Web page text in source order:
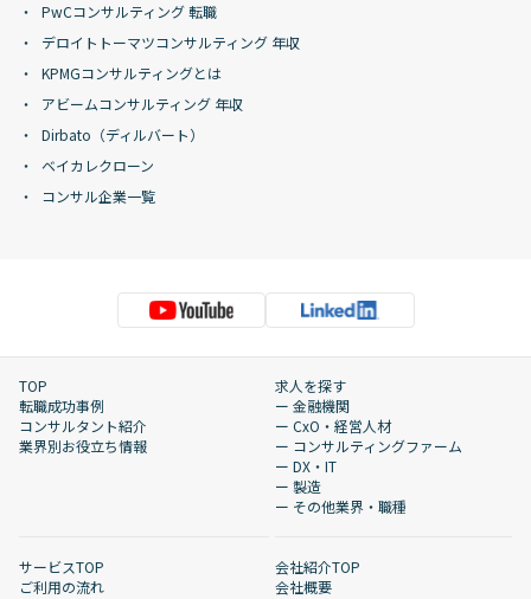
PwCコンサルティング 転職
デロイトトーマツコンサルティング 年収
KPMGコンサルティングとは
アビームコンサルティング 年収
Dirbato（ディルバート）
ベイカレクローン
コンサル企業一覧
TOP
転職成功事例
コンサルタント紹介
業界別お役立ち情報
求人を探す
ー 金融機関
ー CxO・経営人材
ー コンサルティングファーム
ー DX・IT
ー 製造
ー その他業界・職種
サービスTOP
ご利用の流れ
会社紹介TOP
会社概要